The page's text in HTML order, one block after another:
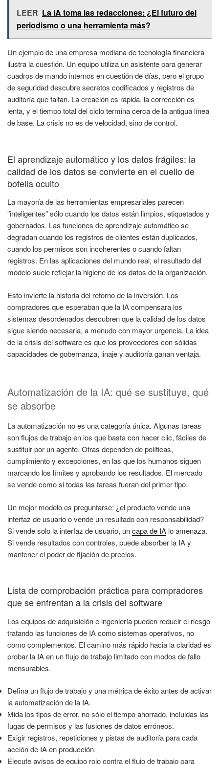
LEER La IA toma las redacciones: ¿El futuro del
periodismo o una herramienta más?
Un ejemplo de una empresa mediana de tecnología financiera
ilustra la cuestión. Un equipo utiliza un asistente para generar
cuadros de mando internos en cuestión de días, pero el grupo
de seguridad descubre secretos codificados y registros de
auditoría que faltan. La creación es rápida, la corrección es
lenta, y el tiempo total del ciclo termina cerca de la antigua línea
de base. La crisis no es de velocidad, sino de control.
El aprendizaje automático y los datos frágiles: la
calidad de los datos se convierte en el cuello de
botella oculto
La mayoría de las herramientas empresariales parecen
"inteligentes" sólo cuando los datos están limpios, etiquetados y
gobernados. Las funciones de aprendizaje automático se
degradan cuando los registros de clientes están duplicados,
cuando los permisos son incoherentes o cuando faltan
registros. En las aplicaciones del mundo real, el resultado del
modelo suele reflejar la higiene de los datos de la organización.
Esto invierte la historia del retorno de la inversión. Los
compradores que esperaban que la IA compensara los
sistemas desordenados descubren que la calidad de los datos
sigue siendo necesaria, a menudo con mayor urgencia. La idea
de la crisis del software es que los proveedores con sólidas
capacidades de gobernanza, linaje y auditoría ganan ventaja.
Automatización de la IA: qué se sustituye, qué
se absorbe
La automatización no es una categoría única. Algunas tareas
son flujos de trabajo en los que basta con hacer clic, fáciles de
sustituir por un agente. Otras dependen de políticas,
cumplimiento y excepciones, en las que los humanos siguen
marcando los límites y aprobando los resultados. El mercado
se vende como si todas las tareas fueran del primer tipo.
Un mejor modelo es preguntarse: ¿el producto vende una
interfaz de usuario o vende un resultado con responsabilidad?
Si vende solo la interfaz de usuario, uncapa de IA lo amenaza.
Si vende resultados con controles, puede absorber la IA y
mantener el poder de fijación de precios.
Lista de comprobación práctica para compradores
que se enfrentan a la crisis del software
Los equipos de adquisición e ingeniería pueden reducir el riesgo
tratando las funciones de IA como sistemas operativos, no
como complementos. El camino más rápido hacia la claridad es
probar la IA en un flujo de trabajo limitado con modos de fallo
mensurables.
Defina un flujo de trabajo y una métrica de éxito antes de activar
la automatización de la IA.
Mida los tipos de error, no sólo el tiempo ahorrado, incluidas las
fugas de permisos y las fusiones de datos erróneos.
Exigir registros, repeticiones y pistas de auditoría para cada
acción de IA en producción.
Ejecute avisos de equipo rojo contra el flujo de trabajo para